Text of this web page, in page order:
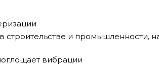
строительстве и промышленности,
вибрации